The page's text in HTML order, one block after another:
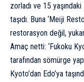
zorladı ve 15
taşıdı. Buna ‘Meiji
restorasyon değil,
Amaç netti: ‘Fukoku
tarafından sömürge
Kyoto’dan Edo’ya